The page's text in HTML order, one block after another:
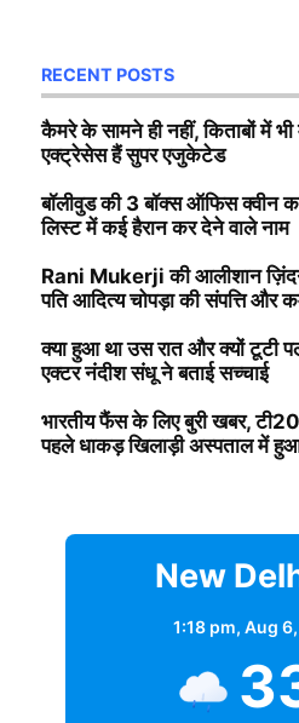
RECENT POSTS
कैमरे के सामने ही नहीं, किताबों में भी
एक्ट्रेसेस हैं सुपर एजुकेटेड
बॉलीवुड की 3 बॉक्स ऑफिस क्वीन
लिस्ट में कई हैरान कर देने वाले नाम
Rani Mukerji की आलीशान
पति आदित्य चोपड़ा की संपत्ति और
क्या हुआ था उस रात और क्यों टूटी
एक्टर नंदीश संधू ने बताई सच्चाई
भारतीय फैंस के लिए बुरी खबर,
पहले धाकड़ खिलाड़ी अस्पताल में हुआ
New
1:18 pm, Aug